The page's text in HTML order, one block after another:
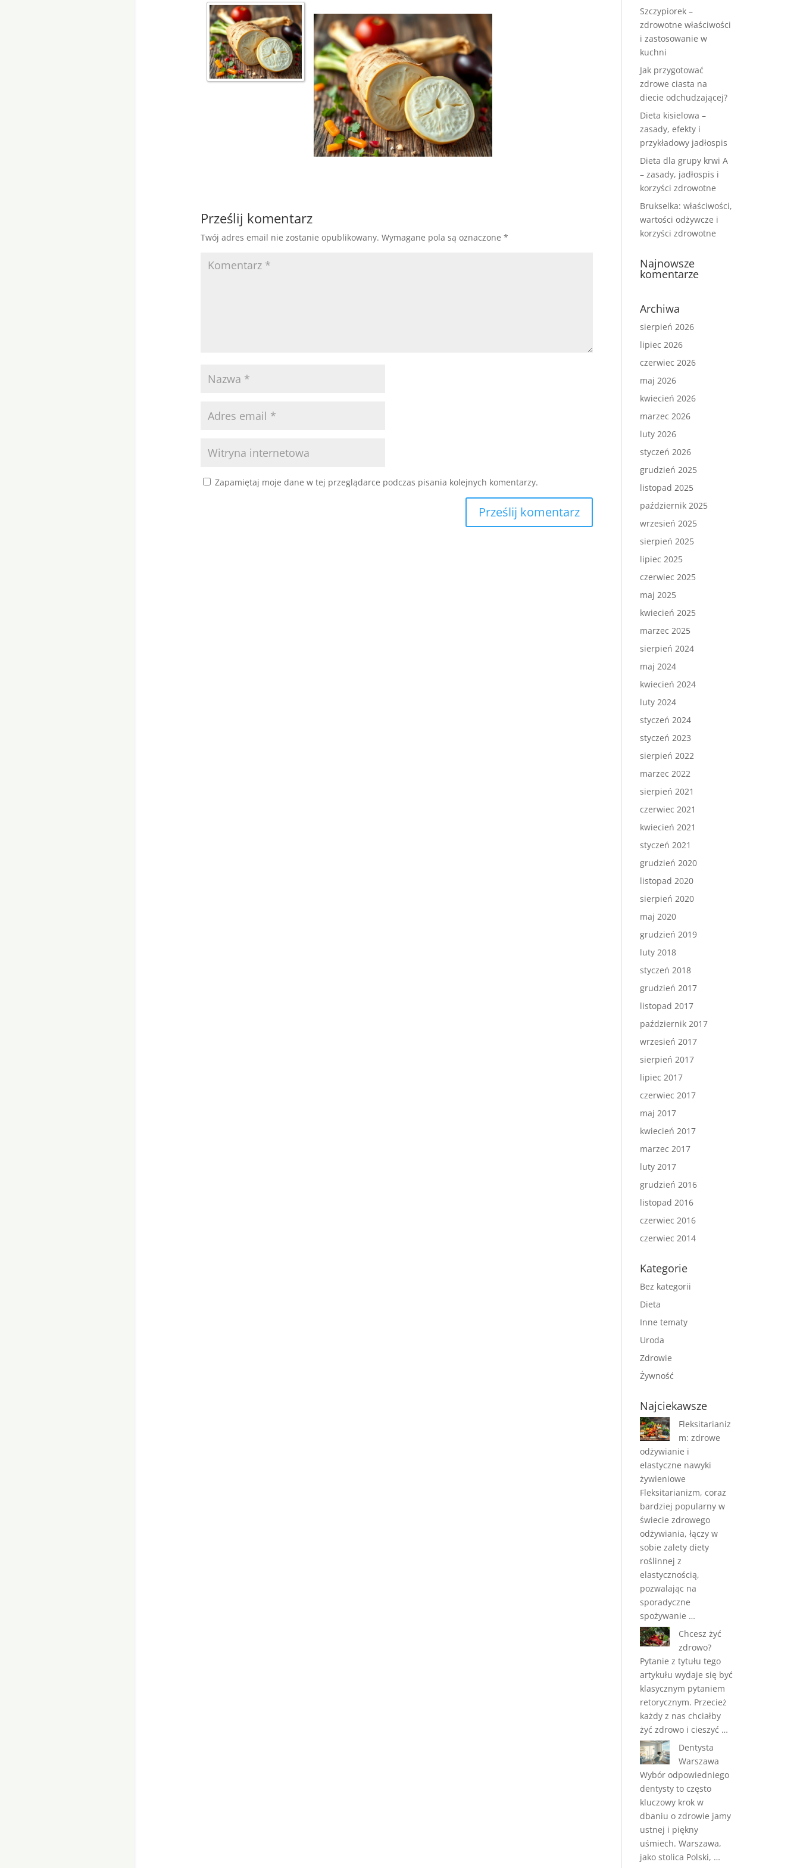
Prześlij komentarz
Twój adres email nie zostanie opublikowany. Wymagane pola są oznaczone *
Zapamiętaj moje dane w tej przeglądarce podczas pisania kolejnych komentarzy.
Szczypiorek –
zdrowotne właściwości
i zastosowanie w
kuchni
Jak przygotować
zdrowe ciasta na
diecie odchudzającej?
Dieta kisielowa –
zasady, efekty i
przykładowy jadłospis
Dieta dla grupy krwi A
– zasady, jadłospis i
korzyści zdrowotne
Brukselka: właściwości,
wartości odżywcze i
korzyści zdrowotne
Najnowsze
komentarze
Archiwa
sierpień 2026
lipiec 2026
czerwiec 2026
maj 2026
kwiecień 2026
marzec 2026
luty 2026
styczeń 2026
grudzień 2025
listopad 2025
październik 2025
wrzesień 2025
sierpień 2025
lipiec 2025
czerwiec 2025
maj 2025
kwiecień 2025
marzec 2025
sierpień 2024
maj 2024
kwiecień 2024
luty 2024
styczeń 2024
styczeń 2023
sierpień 2022
marzec 2022
sierpień 2021
czerwiec 2021
kwiecień 2021
styczeń 2021
grudzień 2020
listopad 2020
sierpień 2020
maj 2020
grudzień 2019
luty 2018
styczeń 2018
grudzień 2017
listopad 2017
październik 2017
wrzesień 2017
sierpień 2017
lipiec 2017
czerwiec 2017
maj 2017
kwiecień 2017
marzec 2017
luty 2017
grudzień 2016
listopad 2016
czerwiec 2016
czerwiec 2014
Kategorie
Bez kategorii
Dieta
Inne tematy
Uroda
Zdrowie
Żywność
Najciekawsze
Fleksitarianiz
m: zdrowe
odżywianie i
elastyczne nawyki
żywieniowe
Fleksitarianizm, coraz
bardziej popularny w
świecie zdrowego
odżywiania, łączy w
sobie zalety diety
roślinnej z
elastycznością,
pozwalając na
sporadyczne
spożywanie …
Chcesz żyć
zdrowo?
Pytanie z tytułu tego
artykułu wydaje się być
klasycznym pytaniem
retorycznym. Przecież
każdy z nas chciałby
żyć zdrowo i cieszyć …
Dentysta
Warszawa
Wybór odpowiedniego
dentysty to często
kluczowy krok w
dbaniu o zdrowie jamy
ustnej i piękny
uśmiech. Warszawa,
jako stolica Polski, …